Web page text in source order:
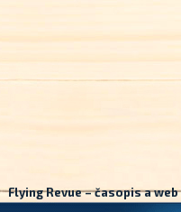
Flying Revue – časopis a